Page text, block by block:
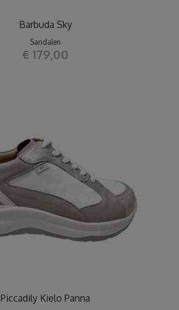
Barbuda Sky
Sandalen
€ 179,00
Piccadily Kielo Panna